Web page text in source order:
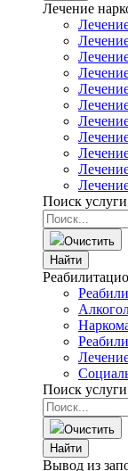
Лечение
Поиск услуги
Очистить
Найти
Поиск услуги
Очистить
Найти
Вывод из